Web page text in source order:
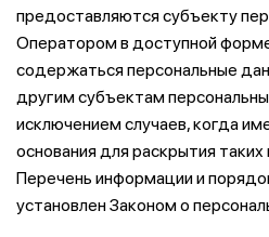
предоставляются субъекту
Оператором в доступной
содержаться персональные
другим субъектам
исключением случаев, когда
основания для раскрытия
Перечень информации и
установлен Законом о